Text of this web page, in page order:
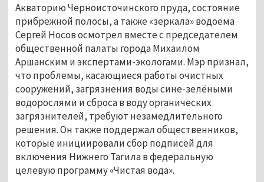
Акваторию Черноисточинского пруда, состояние
прибрежной полосы, а также «зеркала» водоёма
Сергей Носов осмотрел вместе с председателем
общественной палаты города Михаилом
Аршанским и экспертами-экологами. Мэр признал,
что проблемы, касающиеся работы очистных
сооружений, загрязнения воды сине-зелёными
водорослями и сброса в воду органических
загрязнителей, требуют незамедлительного
решения. Он также поддержал общественников,
которые инициировали сбор подписей для
включения Нижнего Тагила в федеральную
целевую программу «Чистая вода».